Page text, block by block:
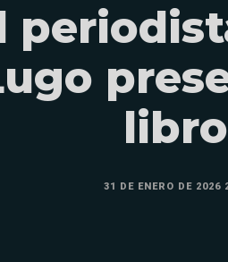
libro
31 DE ENERO DE 2026